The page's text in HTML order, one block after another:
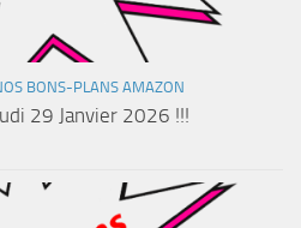
BONS-PLANS AMAZON
29 Janvier 2026 !!!